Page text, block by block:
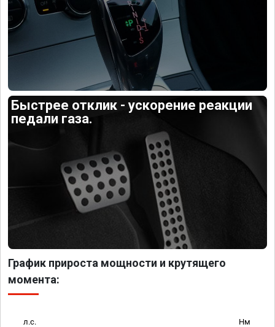
Быстрее отклик - ускорение реакции
педали газа.
График прироста мощности и крутящего
момента:
л.с. Нм